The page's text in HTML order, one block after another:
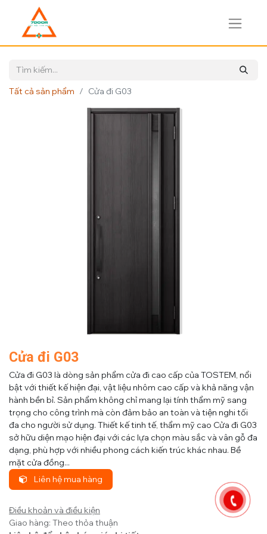
Tất cả sản phẩm Cửa đi G03
Cửa đi G03
Cửa đi G03 là dòng sản phẩm cửa đi cao cấp của TOSTEM, nổi
bật với thiết kế hiện đại, vật liệu nhôm cao cấp và khả năng vận
hành bền bỉ. Sản phẩm không chỉ mang lại tính thẩm mỹ sang
trọng cho công trình mà còn đảm bảo an toàn và tiện nghi tối
đa cho người sử dụng. Thiết kế tinh tế, thẩm mỹ cao Cửa đi G03
sở hữu diện mạo hiện đại với các lựa chọn màu sắc và vân gỗ đa
dạng, phù hợp với nhiều phong cách kiến trúc khác nhau. Bề
mặt cửa đồng...
Liên hệ mua hàng
Điều khoản và điều kiện
Giao hàng: Theo thỏa thuận